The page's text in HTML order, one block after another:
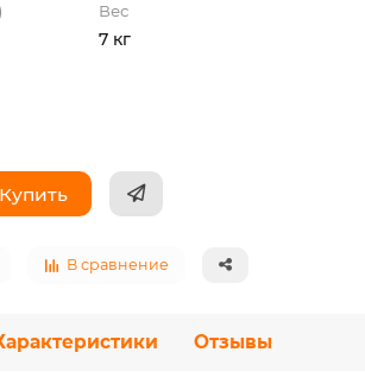
Вес
7 кг
Купить
В сравнение
Отзывы